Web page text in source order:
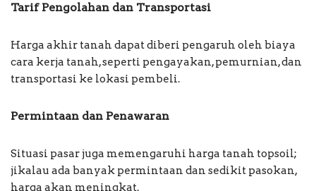
Tarif Pengolahan dan Transportasi
Harga akhir tanah dapat diberi pengaruh oleh biaya
cara kerja tanah, seperti pengayakan, pemurnian, dan
transportasi ke lokasi pembeli.
Permintaan dan Penawaran
Situasi pasar juga memengaruhi harga tanah topsoil;
jikalau ada banyak permintaan dan sedikit pasokan,
harga akan meningkat.